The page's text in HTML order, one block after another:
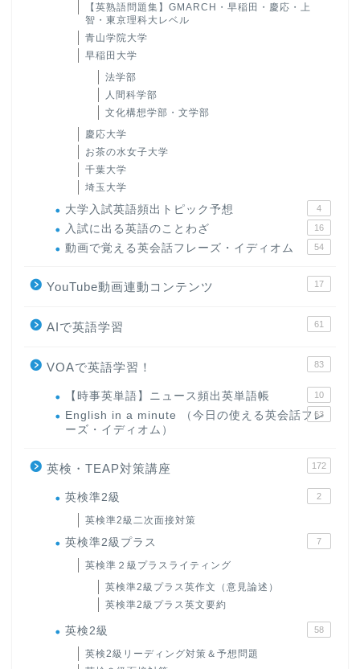
【英熟語問題集】GMARCH・早稲田・慶応・上
智・東京理科大レベル
青山学院大学
早稲田大学
法学部
人間科学部
文化構想学部・文学部
慶応大学
お茶の水女子大学
千葉大学
埼玉大学
大学入試英語頻出トピック予想 4
入試に出る英語のことわざ 16
動画で覚える英会話フレーズ・イディオム 54
YouTube動画連動コンテンツ 17
AIで英語学習 61
VOAで英語学習！ 83
【時事英単語】ニュース頻出英単語帳 10
English in a minute （今日の使える英会話フレ
ーズ・イディオム）
63
英検・TEAP対策講座 172
英検準2級 2
英検準2級二次面接対策
英検準2級プラス 7
英検準２級プラスライティング
英検準2級プラス英作文（意見論述）
英検準2級プラス英文要約
英検2級 58
英検2級リーディング対策＆予想問題